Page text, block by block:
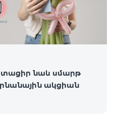
նաև սմարթ
ակցիան